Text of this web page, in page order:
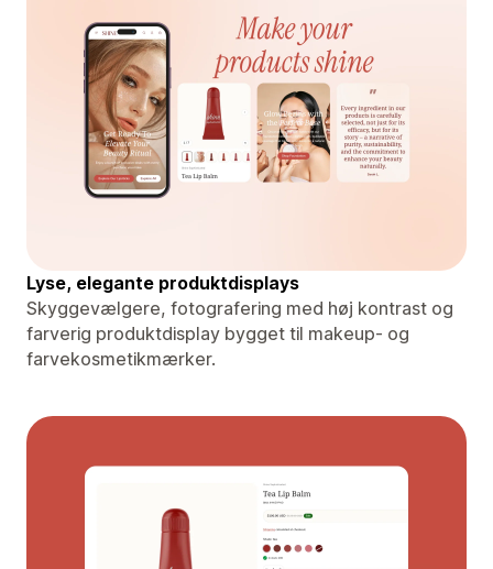
Lyse, elegante produktdisplays
Skyggevælgere, fotografering med høj kontrast og
farverig produktdisplay bygget til makeup- og
farvekosmetikmærker.